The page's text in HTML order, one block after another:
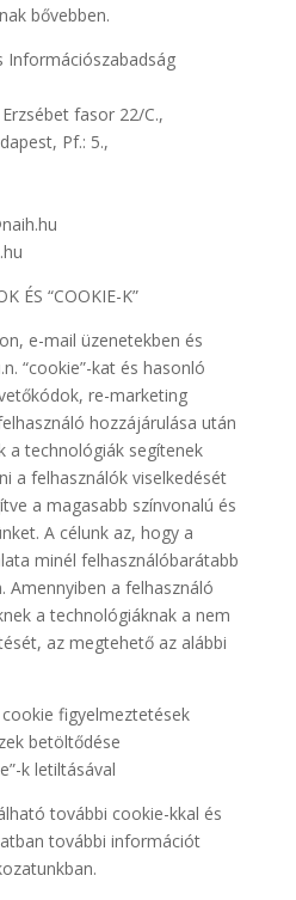
bővebben.
Információszabadság
fasor 22/C.,
Pf.: 5.,
ÉS “COOKIE-K”
e-mail üzenetekben és
“cookie”-kat és hasonló
re-marketing
hozzájárulása után
a technológiák segítenek
a felhasználók viselkedését
a magasabb színvonalú és
A célunk az, hogy a
minél felhasználóbarátabb
Amennyiben a felhasználó
a technológiáknak a nem
az megtehető az alábbi
figyelmeztetések
betöltődése
k letiltásával
további cookie-kkal és
további információt